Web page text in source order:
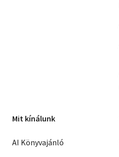
Mit kínálunk
AI Könyvajánló